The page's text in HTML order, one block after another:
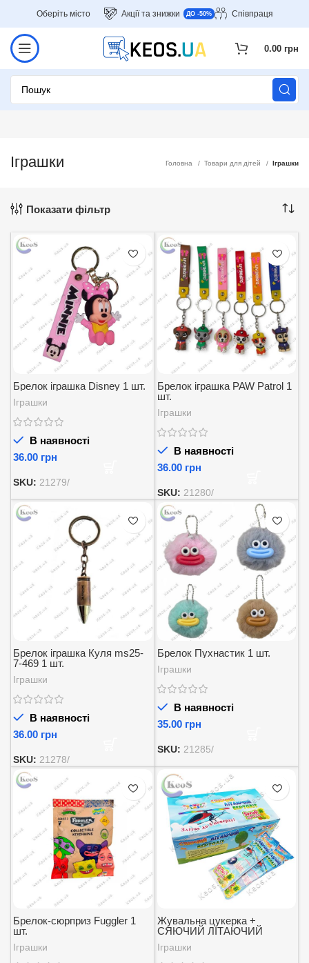
Оберіть місто Акції та знижки ДО -50% Співпраця
0.00 грн
Іграшки Головна Товари для дітей Іграшки
Показати фільтр
Брелок іграшка Disney 1 шт.
Іграшки
В наявності
грн
SKU: 21279/
Брелок іграшка PAW Patrol 1
шт.
Іграшки
В наявності
грн
SKU: 21280/
Брелок іграшка Куля ms25-
7-469 1 шт.
Іграшки
В наявності
грн
SKU: 21278/
Брелок Пухнастик 1 шт.
Іграшки
В наявності
грн
SKU: 21285/
Брелок-сюрприз Fuggler 1
шт.
Іграшки
Жувальна цукерка +
СЯЮЧИЙ ЛІТАЮЧИЙ
ВЕРТОЛІТ Candy Lab 4 г.
Іграшки